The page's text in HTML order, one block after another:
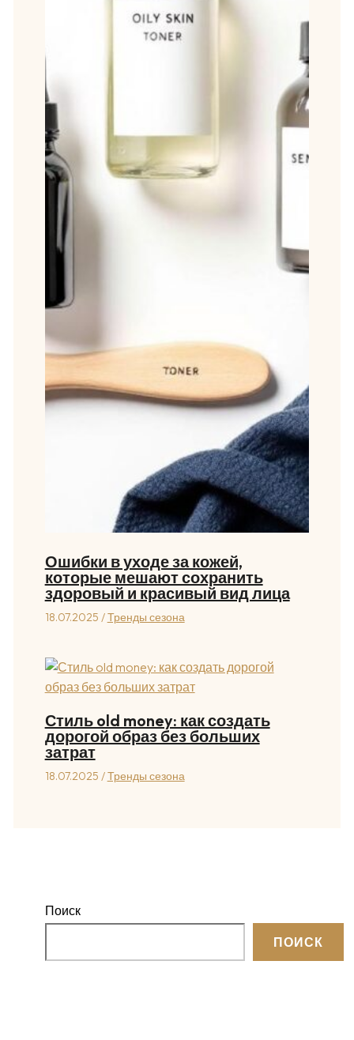
Ошибки в уходе за кожей,
которые мешают сохранить
здоровый и красивый вид лица
18.07.2025 /Тренды сезона
Стиль old money: как создать
дорогой образ без больших
затрат
18.07.2025 /Тренды сезона
Поиск
ПОИСК